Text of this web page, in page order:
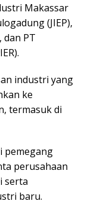
Makassar
(JIEP),
dan PT
industri yang
ke
termasuk di
pemegang
perusahaan
serta
baru.